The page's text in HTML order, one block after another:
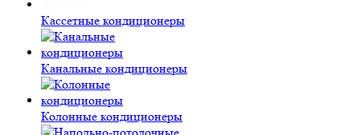
Кассетные кондиционеры
Канальные кондиционеры
Колонные кондиционеры